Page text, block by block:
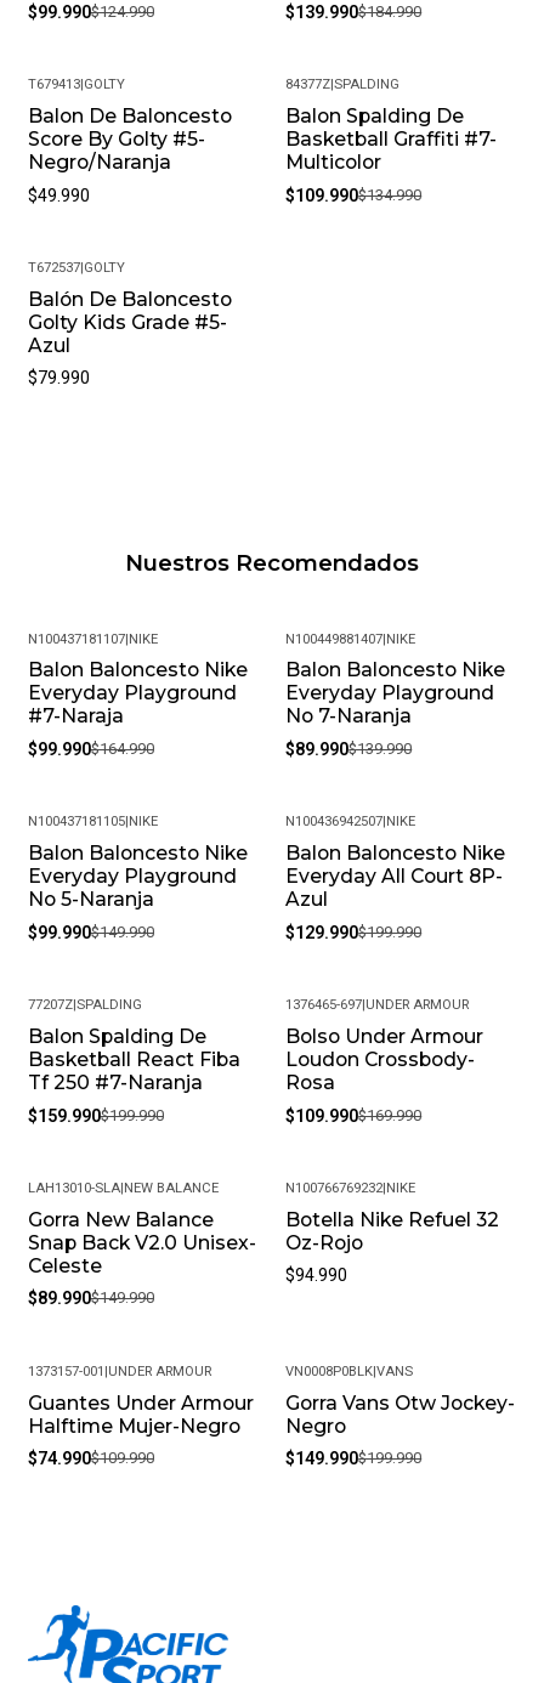
$99.990$124.990 $139.990$184.990
T679413| GOLTY
Balon De Baloncesto
Score By Golty #5-
Negro/Naranja
$49.990
-19%
84377Z |SPALDING
Balon Spalding De
Basketball Graffiti #7-
Multicolor
$109.990$134.990
T672537| GOLTY
Balón De Baloncesto
Golty Kids Grade #5-
Azul
$79.990
Nuestros Recomendados
-39%
N100437181107|NIKE
Balon Baloncesto Nike
Everyday Playground
#7-Naraja
$99.990$164.990
-36%
N100449881407|NIKE
Balon Baloncesto Nike
Everyday Playground
No 7-Naranja
$89.990$139.990
-33%
N100437181105| NIKE
Balon Baloncesto Nike
Everyday Playground
No 5-Naranja
$99.990$149.990
-35%
N100436942507 NIKE
Balon Baloncesto Nike
Everyday All Court 8P-
Azul
$129.990$199.990
-20%
77207Z| SPALDING
Balon Spalding De
Basketball React Fiba
Tf 250 #7-Naranja
$159.990$199.990
-35%
1376465-697 UNDER ARMOUR
Bolso Under Armour
Loudon Crossbody-
Rosa
$109.990$169.990
-40%
LAH13010-SLA| NEW BALANCE
Gorra New Balance
Snap Back V2.0 Unisex-
Celeste
$89.990$149.990
N100766769232| NIKE
Botella Nike Refuel 32
Oz-Rojo
$94.990
-32%
1373157-001 UNDER ARMOUR
Guantes Under Armour
Halftime Mujer-Negro
$74.990$109.990
-25%
VN0008P0BLK |VANS
Gorra Vans Otw Jockey-
Negro
$149.990$199.990